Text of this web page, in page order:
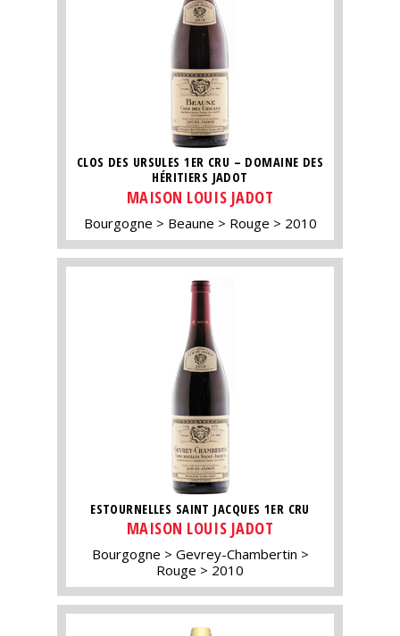
CLOS DES URSULES 1ER CRU – DOMAINE DES
HÉRITIERS JADOT
MAISON LOUIS JADOT
Bourgogne Beaune Rouge 2010
ESTOURNELLES SAINT JACQUES 1ER CRU
MAISON LOUIS JADOT
Bourgogne
Gevrey-Chambertin
Rouge
2010